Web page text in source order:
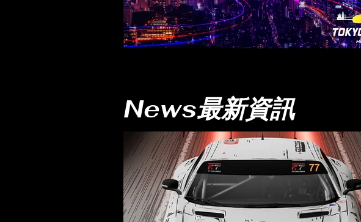
News最新資訊